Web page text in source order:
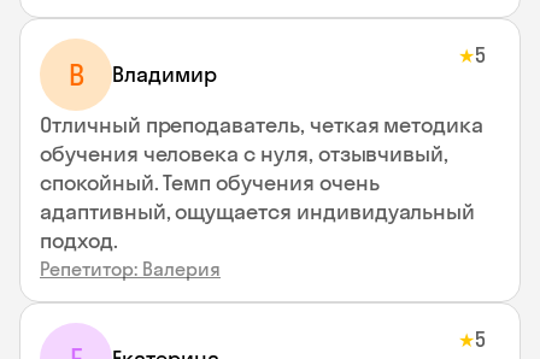
В Владимир
★5
Отличный преподаватель, четкая методика
обучения человека с нуля, отзывчивый,
спокойный. Темп обучения очень
адаптивный, ощущается индивидуальный
подход.
Репетитор: Валерия
★5